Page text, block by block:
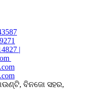
|
ବିନଜୋ ସହର,